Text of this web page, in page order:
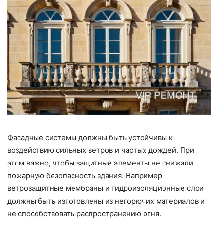
Фасадные системы должны быть устойчивы к
воздействию сильных ветров и частых дождей. При
этом важно, чтобы защитные элементы не снижали
пожарную безопасность здания. Например,
ветрозащитные мембраны и гидроизоляционные слои
должны быть изготовлены из негорючих материалов и
не способствовать распространению огня.